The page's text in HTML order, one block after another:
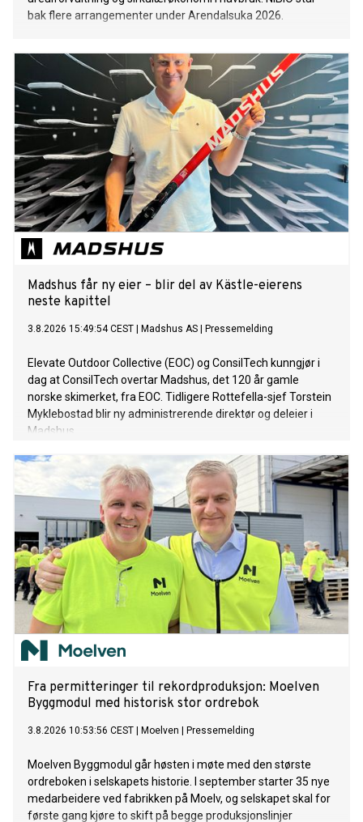
bak flere arrangementer under Arendalsuka 2026.
Madshus får ny eier – blir del av Kästle-eierens
neste kapittel
3.8.2026 15:49:54 CEST Madshus AS Pressemelding
Elevate Outdoor Collective (EOC) og ConsilTech kunngjør i
dag at ConsilTech overtar Madshus, det 120 år gamle
norske skimerket, fra EOC. Tidligere Rottefella-sjef Torstein
Myklebostad blir ny administrerende direktør og deleier i
Madshus.
Fra permitteringer til rekordproduksjon: Moelven
Byggmodul med historisk stor ordrebok
3.8.2026 10:53:56 CEST Moelven Pressemelding
Moelven Byggmodul går høsten i møte med den største
ordreboken i selskapets historie. I september starter 35 nye
medarbeidere ved fabrikken på Moelv, og selskapet skal for
første gang kjøre to skift på begge produksjonslinjer